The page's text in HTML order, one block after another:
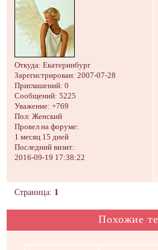
Откуда: Екатеринбург
Зарегистрирован: 2007-07-28
Приглашений: 0
Сообщений: 5225
Уважение: +769
Пол: Женский
Провел на форуме:
1 месяц 15 дней
Последний визит:
2016-09-19 17:38:22
Страница: 1
Похожие